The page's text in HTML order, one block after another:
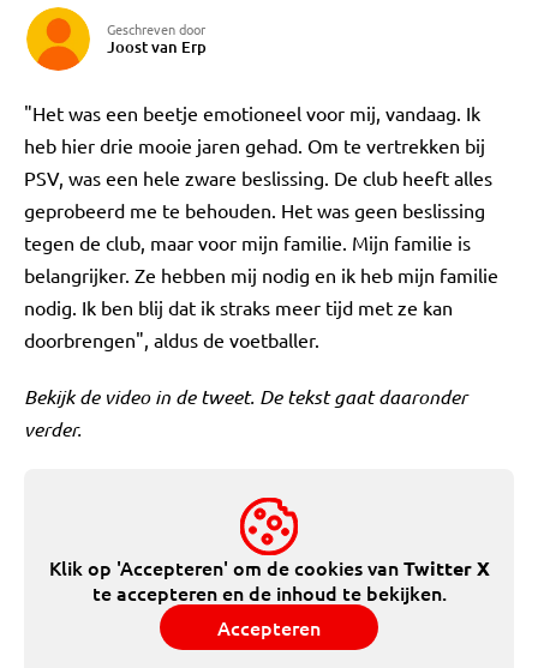
Geschreven door
Joost van Erp
"Het was een beetje emotioneel voor mij, vandaag. Ik
heb hier drie mooie jaren gehad. Om te vertrekken bij
PSV, was een hele zware beslissing. De club heeft alles
geprobeerd me te behouden. Het was geen beslissing
tegen de club, maar voor mijn familie. Mijn familie is
belangrijker. Ze hebben mij nodig en ik heb mijn familie
nodig. Ik ben blij dat ik straks meer tijd met ze kan
doorbrengen", aldus de voetballer.
Bekijk de video in de tweet. De tekst gaat daaronder
verder.
Klik op 'Accepteren' om de cookies vanTwitter X
te accepteren en de inhoud te bekijken.
Accepteren